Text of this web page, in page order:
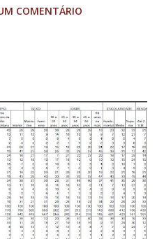
temas atuais e com
sobre sua maneira de
debater e responder
que solicitado. Entre seus
jovens , contatos de
de gente da imprensa,
durante o episódio da censura
e cassada no mês
Villas Boas. A notícia
COMENTÁRIO